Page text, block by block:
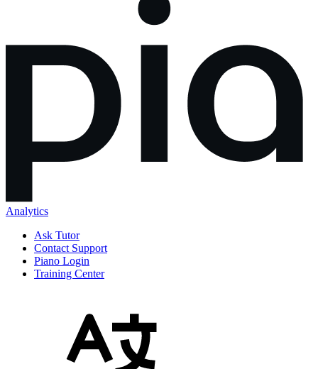
Analytics
Ask Tutor
Contact Support
Piano Login
Training Center